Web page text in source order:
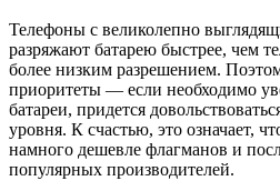
Телефоны с великолепно
разряжают батарею быстрее, чем
более низким разрешением.
приоритеты — если необходимо
батареи, придется
уровня. К счастью, это означает,
намного дешевле флагманов и
популярных производителей.